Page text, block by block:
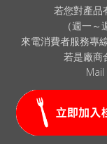
若您對產品
（週一
來電消費者服務專
若是廠商
Mail
© 2024